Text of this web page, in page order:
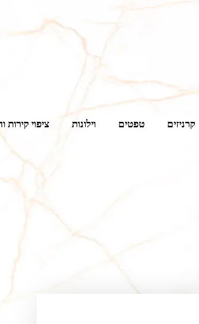
קרניזים טפטים וילונות ציפוי קירות